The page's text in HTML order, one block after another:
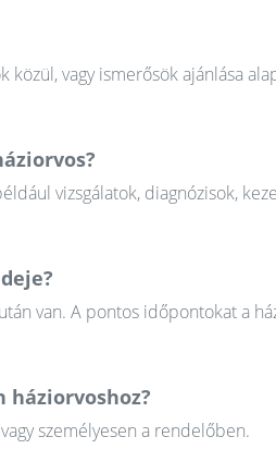
vagy ismerősök ajánlása
vizsgálatok, diagnózisok,
van. A pontos időpontokat a
személyesen a rendelőben.